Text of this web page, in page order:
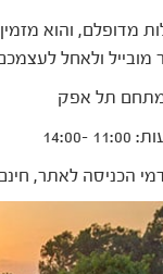
מדופלם, והוא
מובייל ולאחל
מתחם תל אפק
הכניסה לאתר, חינם